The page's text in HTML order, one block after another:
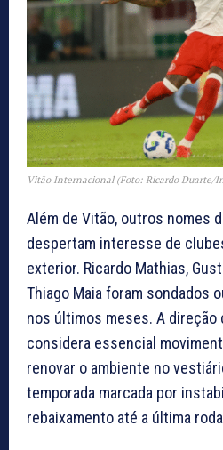
Vitão Internacional (Foto: Ricardo Duarte/
Além de Vitão, outros nomes
despertam interesse de
exterior. Ricardo Mathias,
Thiago Maia foram sondados
nos últimos meses. A direção
considera essencial
renovar o ambiente no
temporada marcada por
rebaixamento até a última